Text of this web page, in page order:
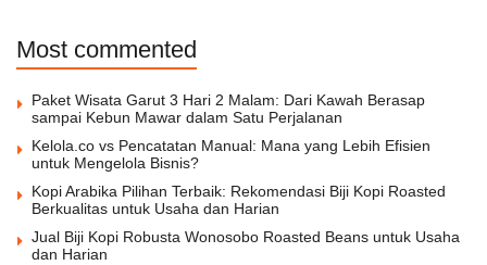
Most commented
Paket Wisata Garut 3 Hari 2 Malam: Dari Kawah Berasap
sampai Kebun Mawar dalam Satu Perjalanan
Kelola.co vs Pencatatan Manual: Mana yang Lebih Efisien
untuk Mengelola Bisnis?
Kopi Arabika Pilihan Terbaik: Rekomendasi Biji Kopi Roasted
Berkualitas untuk Usaha dan Harian
Jual Biji Kopi Robusta Wonosobo Roasted Beans untuk Usaha
dan Harian